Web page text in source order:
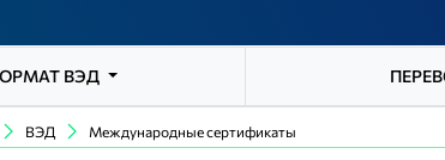
ВЭД
ВЭД Международные сертификаты